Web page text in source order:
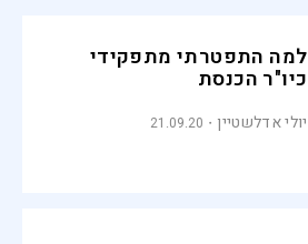
למה התפטרתי מתפקידי
כיו"ר הכנסת
יולי אדלשטיין 21.09.20